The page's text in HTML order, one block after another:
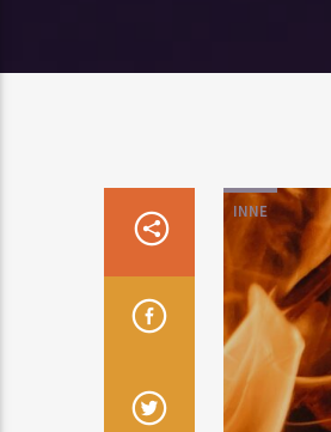
INNE